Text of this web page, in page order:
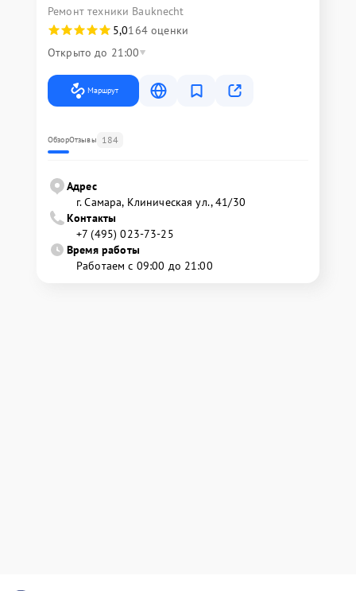
Ремонт техники Bauknecht
5,0164 оценки
Открыто до 21:00
Маршрут
ОбзорОтзывы 184
Адрес
г. Самара, Клиническая ул., 41/30
Контакты
+7 (495) 023-73-25
Время работы
Работаем с 09:00 до 21:00